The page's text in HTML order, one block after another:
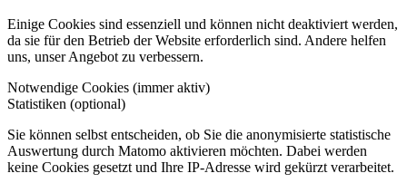
Einige Cookies sind essenziell und können nicht deaktiviert werden,
da sie für den Betrieb der Website erforderlich sind. Andere helfen
uns, unser Angebot zu verbessern.
Notwendige Cookies (immer aktiv)
Statistiken (optional)
Sie können selbst entscheiden, ob Sie die anonymisierte statistische
Auswertung durch Matomo aktivieren möchten. Dabei werden
keine Cookies gesetzt und Ihre IP-Adresse wird gekürzt verarbeitet.